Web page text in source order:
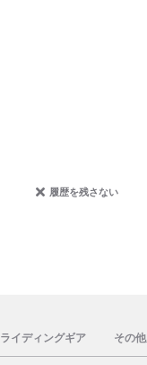
履歴を残さない
ライディングギア その